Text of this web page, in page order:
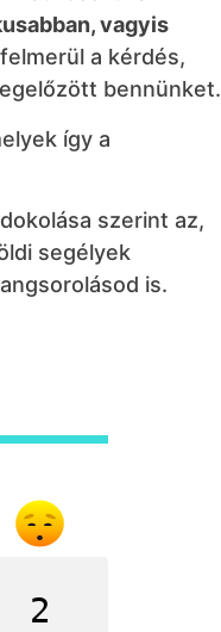
vagyis
a kérdés,
bennünket.
így a
szerint az,
segélyek
is.
2